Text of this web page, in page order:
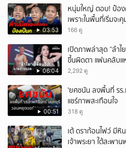
03:53
หนุ่มใหญ่ ตอบ! ป๋อง
เพราะในพื้นที่เริ่มจะ
166 ดู
06:04
เปิดภาพล่าสุด “ลำไ
ขึ้นผิดตา แฟนคลับแ
ชัด!
2,292 ดู
00:51
'ยศชนัน ลงพื้นที่ รร
แชร์ภาพสะเทือนใจ
318 ดู
เต้ ดราก้อนไฟว์ มีหิ
เจ้าพระยา ใต้สะพาน